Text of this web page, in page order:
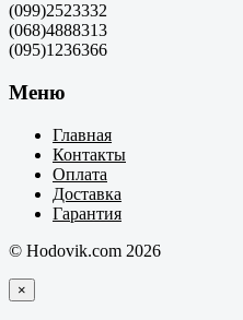
(099)2523332
(068)4888313
(095)1236366
Меню
Главная
Контакты
Оплата
Доставка
Гарантия
© Hodovik.com 2026
×